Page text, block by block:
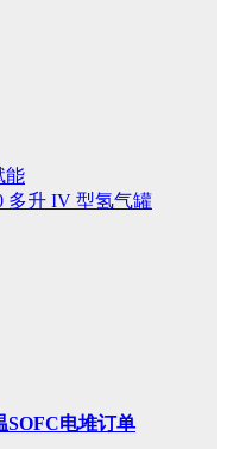
能
多升 IV 型氢气罐
SOFC电堆订单